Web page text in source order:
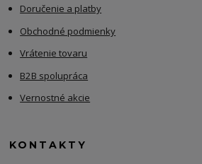
Doručenie a platby
Obchodné podmienky
Vrátenie tovaru
B2B spolupráca
Vernostné akcie
KONTAKTY